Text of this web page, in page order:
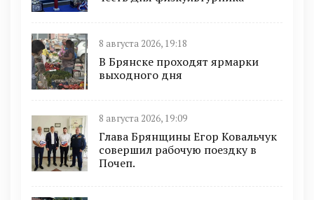
8 августа 2026, 19:18
В Брянске проходят ярмарки
выходного дня
8 августа 2026, 19:09
Глава Брянщины Егор Ковальчук
совершил рабочую поездку в
Почеп.